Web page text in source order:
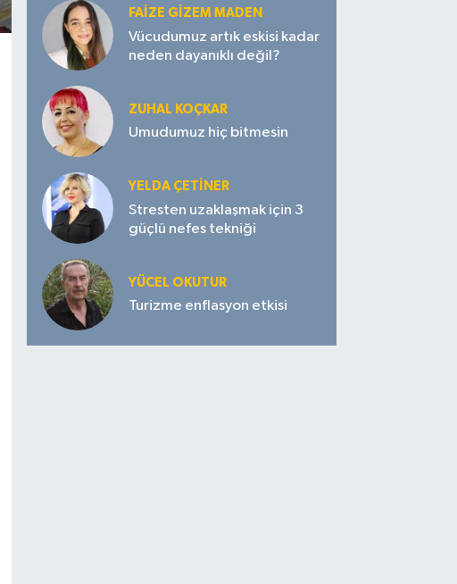
FAIZE GIZEM MADEN
Vücudumuz artık eskisi kadar
neden dayanıklı değil?
ZUHAL KOÇKAR
Umudumuz hiç bitmesin
YELDA ÇETİNER
Stresten uzaklaşmak için 3
güçlü nefes tekniği
YÜCEL OKUTUR
Turizme enflasyon etkisi